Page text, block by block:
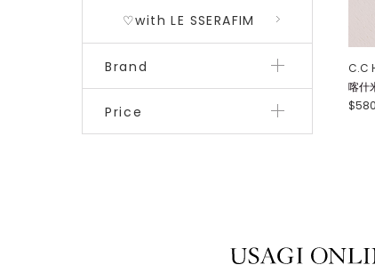
♡with LE SSERAFIM
Brand
Price
C.C
喀什
$580